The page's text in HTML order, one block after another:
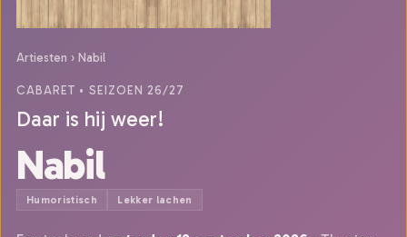
Artiesten › Nabil
CABARET • SEIZOEN 26/27
Daar is hij weer!
Nabil
Humoristisch Lekker lachen